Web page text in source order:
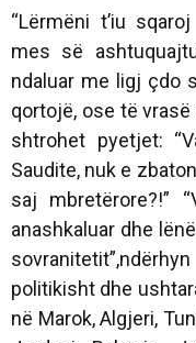
“Lërmëni t’iu
mes së
ndaluar me ligj çdo
qortojë, ose të
shtrohet pyetjet:
Saudite, nuk e
saj mbretërore?!”
anashkaluar dhe
politikisht dhe
në Marok, Algjeri,